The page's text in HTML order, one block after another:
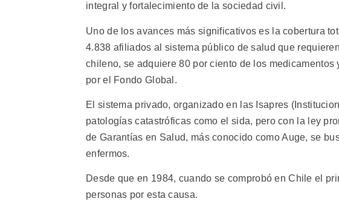
integral y fortalecimiento de la sociedad civil.
Uno de los avances más significativos es la cobertura
4.838 afiliados al sistema público de salud que
chileno, se adquiere 80 por ciento de los
por el Fondo Global.
El sistema privado, organizado en las Isapres
patologías catastróficas como el sida, pero con la ley
de Garantías en Salud, más conocido como Auge, se
enfermos.
Desde que en 1984, cuando se comprobó en Chile el
personas por esta causa.